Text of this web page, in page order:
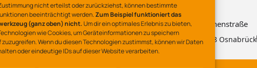
nicht erteilst oder zurückziehst, können bestimmte
beeinträchtigt werden.Zum Beispiel funktioniert das
(ganz oben) nicht.Um dir ein optimales Erlebnis zu bieten,
wie Cookies, um Geräteinformationen zu speichern
Wenn du diesen Technologien zustimmst, können wir Daten
oder eindeutige IDs auf dieser Website verarbeiten.
Ort
Gemeinschaftszentrum Lerchenstraße
Lerchenstraße 135-137, 49088 Osnabrück